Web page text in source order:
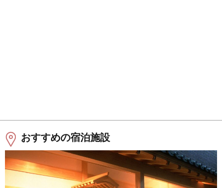
おすすめの宿泊施設